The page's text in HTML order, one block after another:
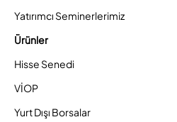
Yatırımcı Seminerlerimiz
Ürünler
Hisse Senedi
VİOP
Yurt Dışı Borsalar